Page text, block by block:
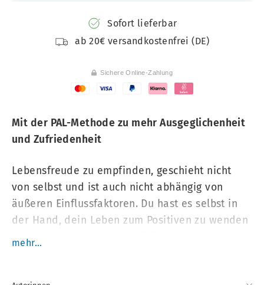
Sofort lieferbar
ab 20€ versandkostenfrei (DE)
Sichere Online-Zahlung
Mit der PAL-Methode zu mehr Ausgeglichenheit
und Zufriedenheit
Lebensfreude zu empfinden, geschieht nicht
von selbst und ist auch nicht abhängig von
äußeren Einflussfaktoren. Du hast es selbst in
der Hand, dein Leben zum Positiven zu wenden
und das Wunderbare im Alltäglichen zu
mehr...